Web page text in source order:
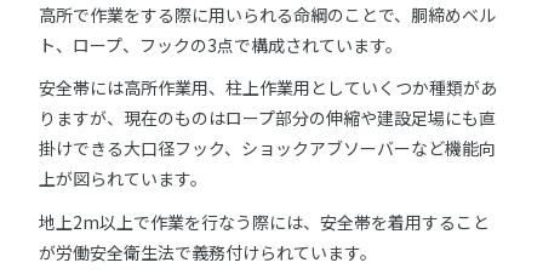
高所で作業をする際に用いられる命綱のことで、胴締めベル
ト、ロープ、フックの3点で構成されています。
安全帯には高所作業用、柱上作業用としていくつか種類があ
りますが、現在のものはロープ部分の伸縮や建設足場にも直
掛けできる大口径フック、ショックアブソーバーなど機能向
上が図られています。
地上2m以上で作業を行なう際には、安全帯を着用すること
が労働安全衛生法で義務付けられています。